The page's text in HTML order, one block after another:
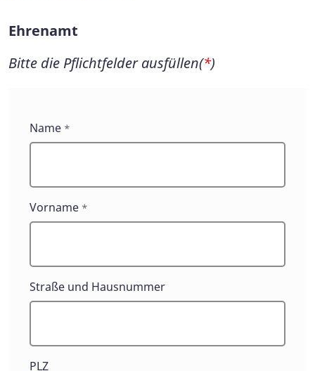
Ehrenamt
Bitte die Pflichtfelder ausfüllen(*)
Ehrenamt
Name *
Vorname *
Straße und Hausnummer
PLZ